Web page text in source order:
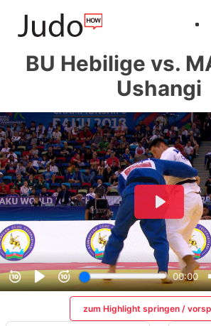
BU Hebilige vs.
Ushangi
zum Highlight springen /